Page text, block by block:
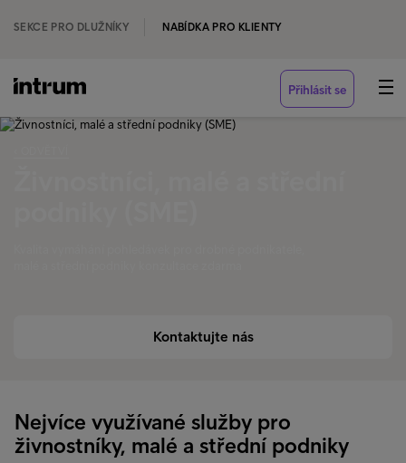
SEKCE PRO DLUŽNÍKY NABÍDKA PRO KLIENTY
Přihlásit se
Kontaktujte nás
Nejvíce využívané služby pro
živnostníky, malé a střední podniky